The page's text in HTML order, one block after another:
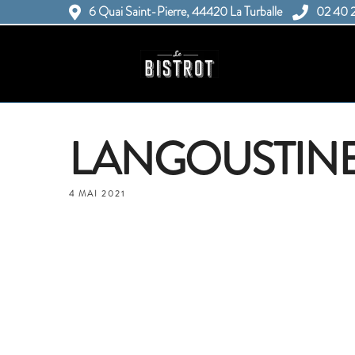
6 Quai Saint-Pierre, 44420 La Turballe 02 40
4 MAI 2021